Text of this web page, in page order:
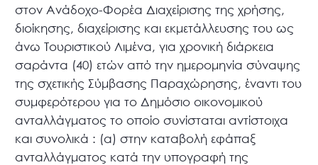
στον Ανάδοχο-Φορέα Διαχείρισης της χρήσης,
διοίκησης, διαχείρισης και εκμετάλλευσης του ως
άνω Τουριστικού Λιμένα, για χρονική διάρκεια
σαράντα (40) ετών από την ημερομηνία σύναψης
της σχετικής Σύμβασης Παραχώρησης, έναντι του
συμφερότερου για το Δημόσιο οικονομικού
ανταλλάγματος το οποίο συνίσταται αντίστοιχα
και συνολικά : (α) στην καταβολή εφάπαξ
ανταλλάγματος κατά την υπογραφή της